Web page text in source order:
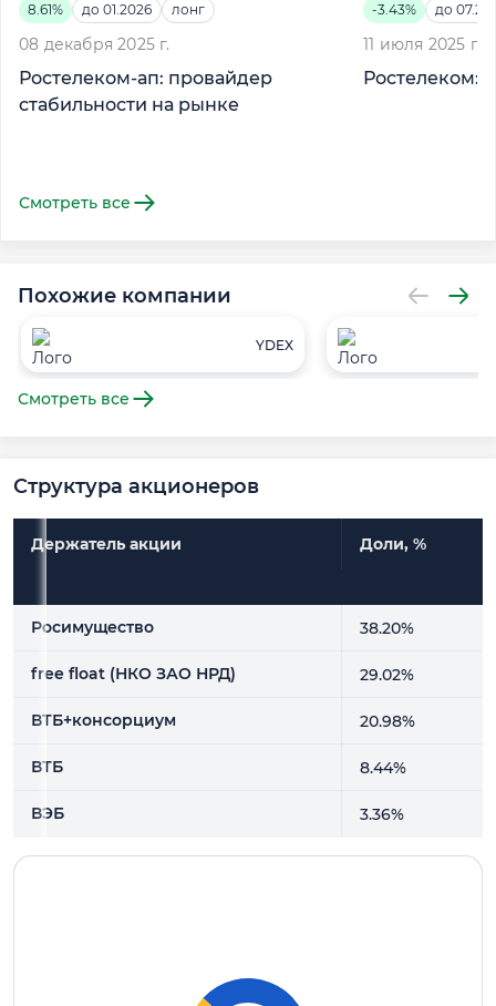
8.61% до 01.2026 лонг
08 декабря 2025 г.
Ростелеком-ап: провайдер
стабильности на рынке
-3.43% до
11 июля 2025 г.
Ростелеком:
Смотреть все
Похожие компании
YDEX
Смотреть все
Структура акционеров
Держатель акции Доли, %
Росимущество
38.20%
free float (НКО ЗАО НРД) 29.02%
ВТБ+консорциум 20.98%
ВТБ 8.44%
ВЭБ 3.36%